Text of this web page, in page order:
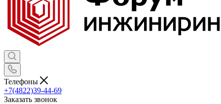
Телефоны
+7(4822)39-44-69
Заказать звонок